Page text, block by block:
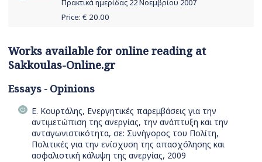
Πρακτικά ημερίδας 22 Νοεμβρίου 2007
Price: € 20.00
Works available for online reading at
Sakkoulas-Online.gr
Essays - Opinions
Ε. Κουρτάλης, Ενεργητικές παρεμβάσεις για την
αντιμετώπιση της ανεργίας, την ανάπτυξη και την
ανταγωνιστικότητα, σε: Συνήγορος του Πολίτη,
Πολιτικές για την ενίσχυση της απασχόλησης και
ασφαλιστική κάλυψη της ανεργίας, 2009